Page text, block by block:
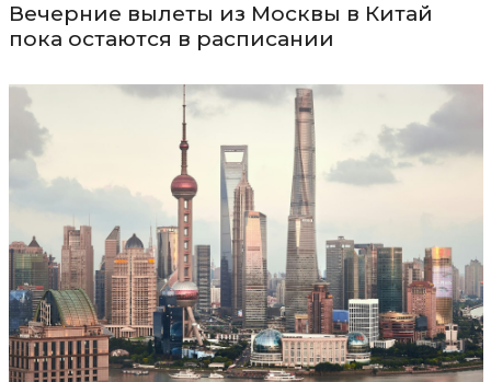
Вечерние вылеты из Москвы в Китай
пока остаются в расписании